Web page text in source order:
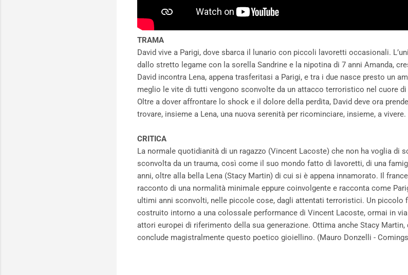
TRAMA
David vive a Parigi, dove sbarca il lunario con piccoli lavoretti occasionali.
dallo stretto legame con la sorella Sandrine e la nipotina di 7 anni Amanda,
David incontra Lena, appena trasferitasi a Parigi, e tra i due nasce presto un
meglio le vite di tutti vengono sconvolte da un attacco terroristico nel cuore di
Oltre a dover affrontare lo shock e il dolore della perdita, David deve ora
trovare, insieme a Lena, una nuova serenità per ricominciare, insieme, a vivere.
CRITICA
La normale quotidianità di un ragazzo (Vincent Lacoste) che non ha voglia di
sconvolta da un trauma, così come il suo mondo fatto di lavoretti, di una
anni, oltre alla bella Lena (Stacy Martin) di cui si è appena innamorato. Il
racconto di una normalità minimale eppure coinvolgente e racconta come
ultimi anni sconvolti, nelle piccole cose, dagli attentati terroristici. Un piccolo
costruito intorno a una colossale performance di Vincent Lacoste, ormai in
attori europei di riferimento della sua generazione. Ottima anche Stacy
conclude magistralmente questo poetico gioiellino. (Mauro Donzelli -